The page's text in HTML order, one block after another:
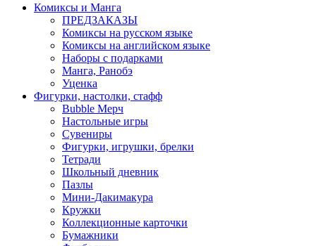
Комиксы и Манга
ПРЕДЗАКАЗЫ
Комиксы на русском языке
Комиксы на английском языке
Наборы с подарками
Манга, Ранобэ
Уценка
Фигурки, настолки, стафф
Bubble Мерч
Настольные игры
Сувениры
Фигурки, игрушки, брелки
Тетради
Школьный дневник
Пазлы
Мини-Дакимакура
Кружки
Коллекционные карточки
Бумажники